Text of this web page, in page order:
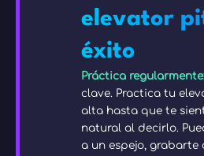
elevator
éxito
Práctica
clave. Practica tu
alta hasta que te
natural al decirlo.
a un espejo,